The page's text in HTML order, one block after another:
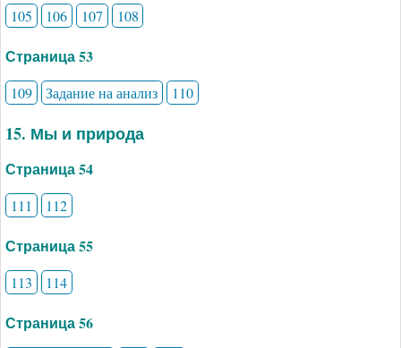
105 106 107 108
Страница 53
109 Задание на анализ 110
15. Мы и природа
Страница 54
111 112
Страница 55
113 114
Страница 56